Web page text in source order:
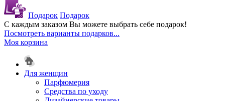
Подарок Подарок
С каждым заказом Вы можете выбрать себе подарок!
Посмотреть варианты подарков...
Моя корзина
Для женщин
Парфюмерия
Средства по уходу